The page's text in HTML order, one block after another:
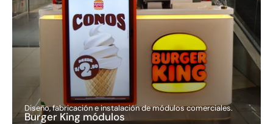
Diseño, fabricación e instalación de módulos comerciales.
Burger King módulos